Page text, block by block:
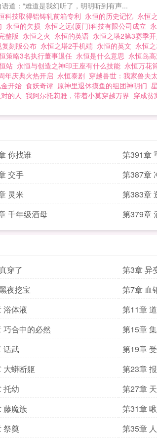
道：“难道是我幻听了，明明听到有声...
科技取得铝铸轧前箱专利 永恒的历史记忆 永恒
永恒的欠损 永恒之远(厦门)科技有限公司成立
整版 永恒之火 永恒的英语 永恒之塔2第3赛季
复刻版公布 永恒之塔2手机端 永恒的英文 永恒
策略3名执行董事退任 永恒是什么意思 永恒岛
站 永恒与创造之神印王座有什么技能 永恒万花
年庆典火热开启 永恒泰剧 穿越兽世：我家兽夫
开始 食妖奇谭 原神里退休摸鱼的组团神明们
的人 我阿尔托莉雅，带着小莫穿越万界 穿成贫
你找谁 第391章
交手 第387章
灵米 第383章
千年级酒母 第379章
穿了 第3章 异
夜挖宝 第7章 血
浴体液 第11章
巧合中的必然 第15章
话武 第19章
大蟒断躯 第23章
托幼 第27章
藤魔族 第31章
祭奠 第35章